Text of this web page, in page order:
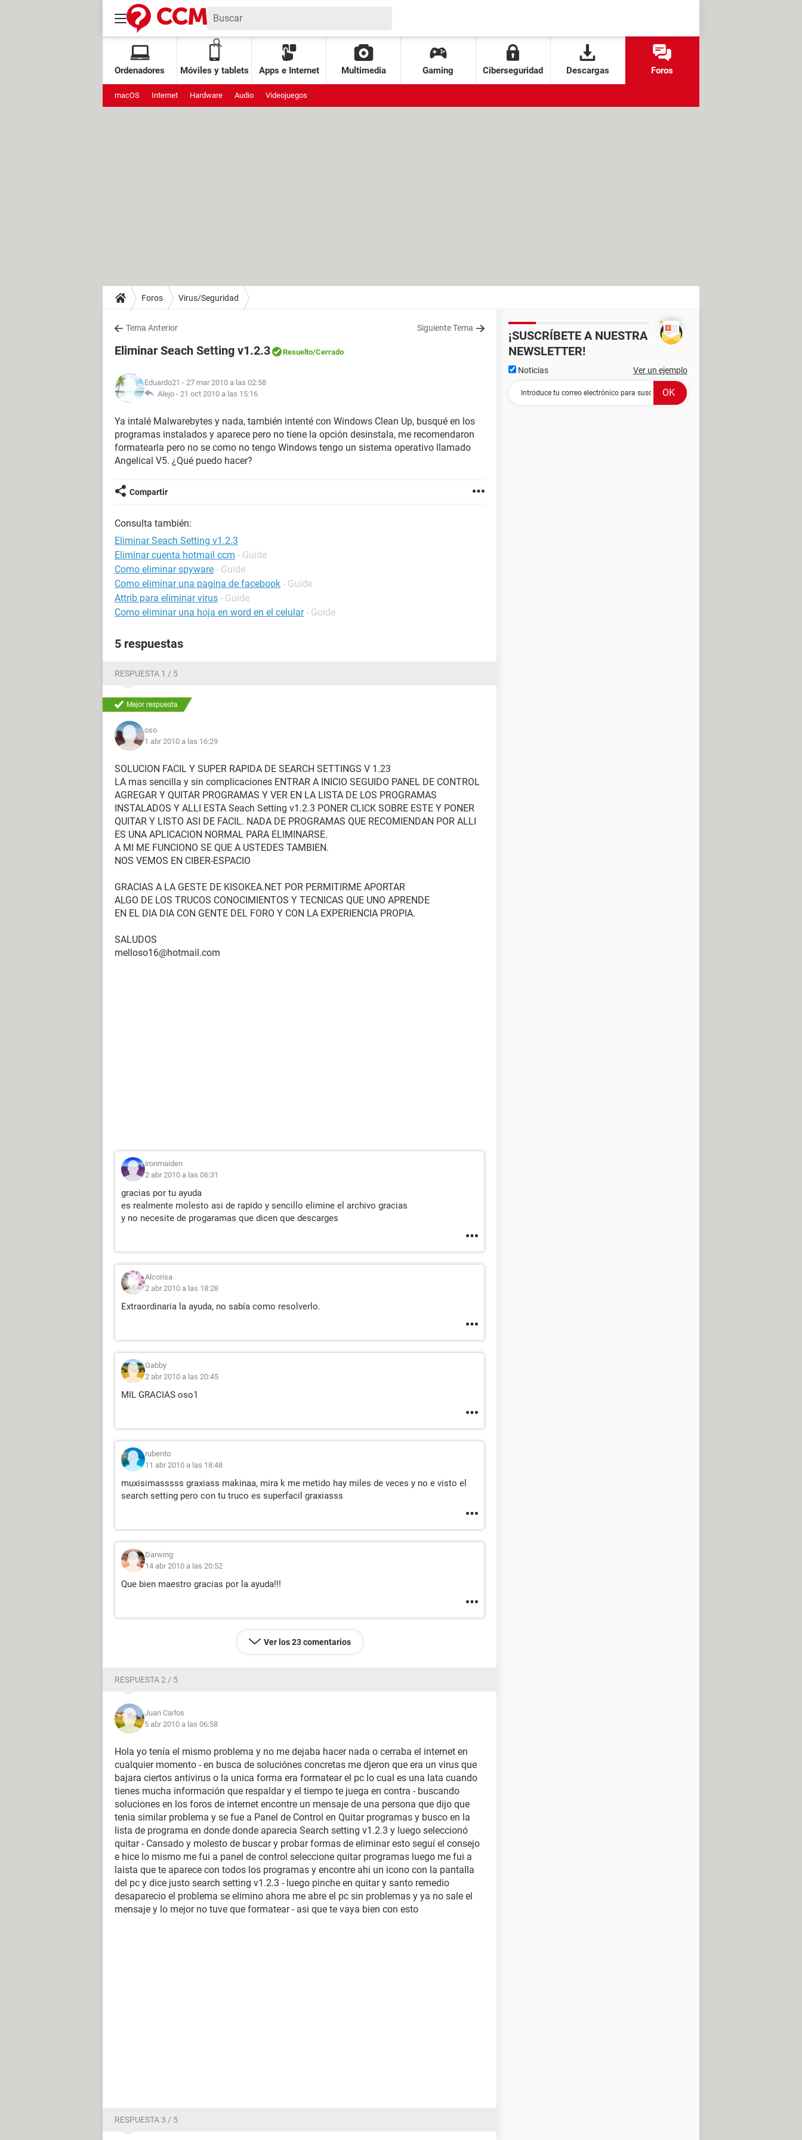
Ordenadores Móviles y tablets Apps e Internet Multimedia Gaming Ciberseguridad Descargas Foros
macOS Internet Hardware Audio Videojuegos
Foros Virus/Seguridad
Tema Anterior Siguiente Tema
Eliminar Seach Setting v1.2.3 Resuelto/Cerrado
Eduardo21 - 27 mar 2010 a las 02:58
Alejo - 21 oct 2010 a las 15:16
Ya intalé Malwarebytes y nada, también intenté con Windows Clean Up, busqué en los
programas instalados y aparece pero no tiene la opción desinstala, me recomendaron
formatearla pero no se como no tengo Windows tengo un sistema operativo llamado
Angelical V5. ¿Qué puedo hacer?
Compartir
Consulta también:
Eliminar Seach Setting v1.2.3
Eliminar cuenta hotmail ccm - Guide
Como eliminar spyware - Guide
Como eliminar una pagina de facebook - Guide
Attrib para eliminar virus - Guide
Como eliminar una hoja en word en el celular - Guide
5 respuestas
RESPUESTA 1 / 5
Mejor respuesta
oso
1 abr 2010 a las 16:29
SOLUCION FACIL Y SUPER RAPIDA DE SEARCH SETTINGS V 1.23
LA mas sencilla y sin complicaciones ENTRAR A INICIO SEGUIDO PANEL DE CONTROL
AGREGAR Y QUITAR PROGRAMAS Y VER EN LA LISTA DE LOS PROGRAMAS
INSTALADOS Y ALLI ESTA Seach Setting v1.2.3 PONER CLICK SOBRE ESTE Y PONER
QUITAR Y LISTO ASI DE FACIL. NADA DE PROGRAMAS QUE RECOMIENDAN POR ALLI
ES UNA APLICACION NORMAL PARA ELIMINARSE.
A MI ME FUNCIONO SE QUE A USTEDES TAMBIEN.
NOS VEMOS EN CIBER-ESPACIO
GRACIAS A LA GESTE DE KISOKEA.NET POR PERMITIRME APORTAR
ALGO DE LOS TRUCOS CONOCIMIENTOS Y TECNICAS QUE UNO APRENDE
EN EL DIA DIA CON GENTE DEL FORO Y CON LA EXPERIENCIA PROPIA.
SALUDOS
melloso16@hotmail.com
ironmaiden
2 abr 2010 a las 06:31
gracias por tu ayuda
es realmente molesto asi de rapido y sencillo elimine el archivo gracias
y no necesite de progaramas que dicen que descarges
Alcorisa
2 abr 2010 a las 18:28
Extraordinaria la ayuda, no sabía como resolverlo.
Gabby
2 abr 2010 a las 20:45
MIL GRACIAS oso1
rubento
11 abr 2010 a las 18:48
muxisimasssss graxiass makinaa, mira k me metido hay miles de veces y no e visto el
search setting pero con tu truco es superfacil graxiasss
Darwing
14 abr 2010 a las 20:52
Que bien maestro gracias por la ayuda!!!
Ver los 23 comentarios
RESPUESTA 2 / 5
Juan Carlos
5 abr 2010 a las 06:58
Hola yo tenía el mismo problema y no me dejaba hacer nada o cerraba el internet en
cualquier momento - en busca de soluciónes concretas me djeron que era un virus que
bajara ciertos antivirus o la unica forma era formatear el pc lo cual es una lata cuando
tienes mucha información que respaldar y el tiempo te juega en contra - buscando
soluciones en los foros de internet encontre un mensaje de una persona que dijo que
tenia similar problema y se fue a Panel de Control en Quitar programas y busco en la
lista de programa en donde donde aparecia Search setting v1.2.3 y luego seleccionó
quitar - Cansado y molesto de buscar y probar formas de eliminar esto seguí el consejo
e hice lo mismo me fui a panel de control seleccione quitar programas luego me fui a
laista que te aparece con todos los programas y encontre ahi un icono con la pantalla
del pc y dice justo search setting v1.2.3 - luego pinche en quitar y santo remedio
desaparecio el problema se elimino ahora me abre el pc sin problemas y ya no sale el
mensaje y lo mejor no tuve que formatear - asi que te vaya bien con esto
RESPUESTA 3 / 5
¡SUSCRÍBETE A NUESTRA
NEWSLETTER!
Noticias Ver un ejemplo